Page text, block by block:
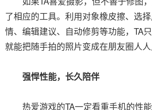
了相应的工具。利用对象橡皮擦、选
情、编辑建议、自动修剪等功能，TA
就能把随手拍的照片变成在朋友圈人人
强悍性能，长久陪伴
热爱游戏的TA一定看重手机的性能